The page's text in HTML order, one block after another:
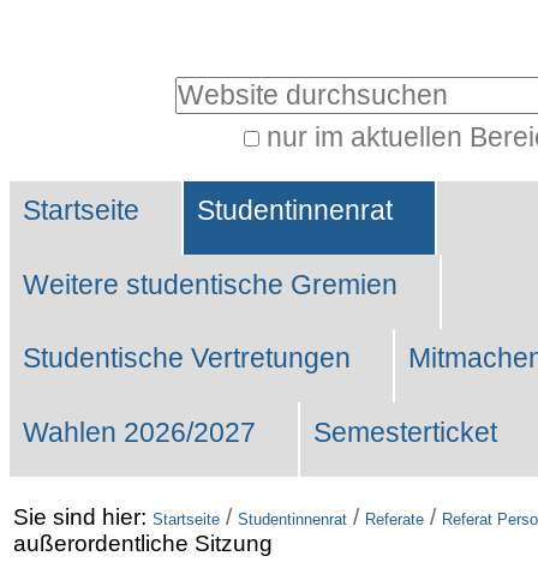
Website durchsuchen
nur im aktuellen
Suche…
Sektionen
Startseite Studentinnenrat
Weitere studentische Gremien
Studentische Vertretungen
Wahlen 2026/2027 Semesterticket
Sie sind hier: Startseite / Studentinnenrat / Referate / Referat
außerordentliche Sitzung